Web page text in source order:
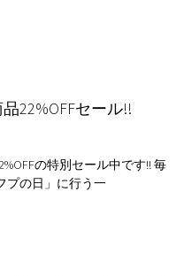
22%OFFセール!!
の特別セール中です!! 毎
プの日」に行う一